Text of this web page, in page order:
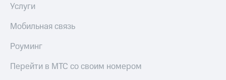
Услуги
Мобильная связь
Роуминг
Перейти в МТС со своим номером